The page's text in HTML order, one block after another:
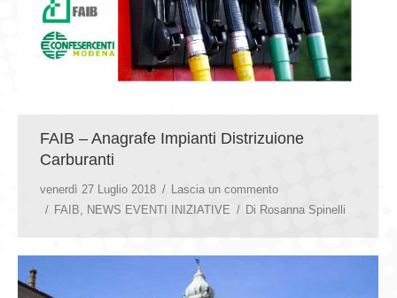
FAIB – Anagrafe Impianti Distrizuione
Carburanti
venerdì 27 Luglio 2018
Lascia un commento
FAIB, NEWS EVENTI INIZIATIVE Di Rosanna Spinelli